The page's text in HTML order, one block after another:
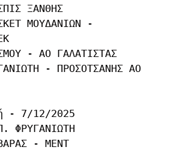
ΞΑΝΘΗΣ
ΜΟΥΔΑΝΙΩΝ -
- ΑΟ ΓΑΛΑΤΙΣΤΑΣ
- ΠΡΟΣΟΤΣΑΝΗΣ ΑΟ
- 7/12/2025
ΦΡΥΓΑΝΙΩΤΗ
- ΜΕΝΤ